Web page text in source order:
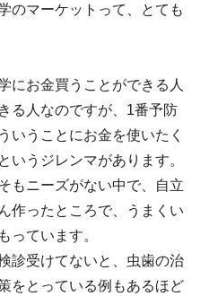
のマーケットって、とても
にお金買うことができる人
る人なのですが、1番予防
いうことにお金を使いたく
いうジレンマがあります。
もニーズがない中で、自立
作ったところで、うまくい
っています。
診受けてないと、虫歯の治
をとっている例もあるほど